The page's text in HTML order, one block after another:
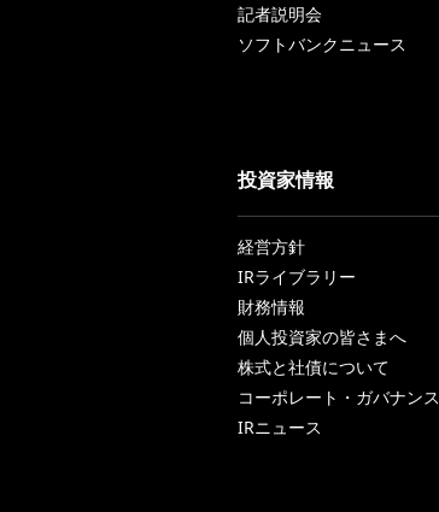
記者説明会
ソフトバンクニュース
投資家情報
経営方針
IRライブラリー
財務情報
個人投資家の皆さまへ
株式と社債について
コーポレート・ガバナンス
IRニュース